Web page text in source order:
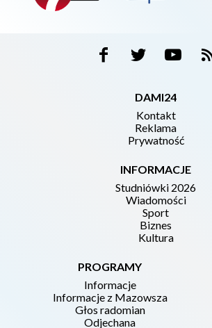
DAMI24
Kontakt
Reklama
Prywatność
INFORMACJE
Studniówki 2026
Wiadomości
Sport
Biznes
Kultura
PROGRAMY
Informacje
Informacje z Mazowsza
Głos radomian
Odjechana